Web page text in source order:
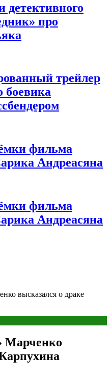
детективного
про
трейлер
боевика
фильма
Андреасяна
фильма
Андреасяна
высказался о драке
Марченко